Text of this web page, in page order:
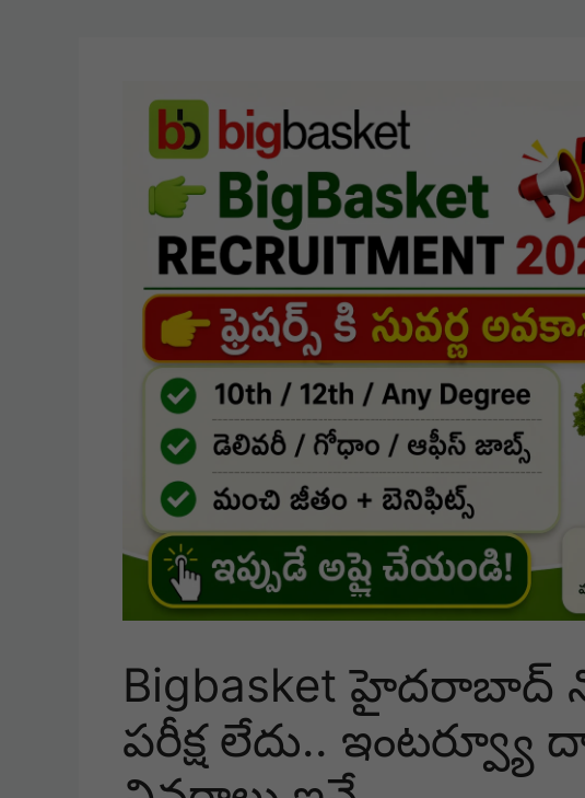
Bigbasket హైదరాబాద్
పరీక్ష లేదు.. ఇంటర్వ్యూ